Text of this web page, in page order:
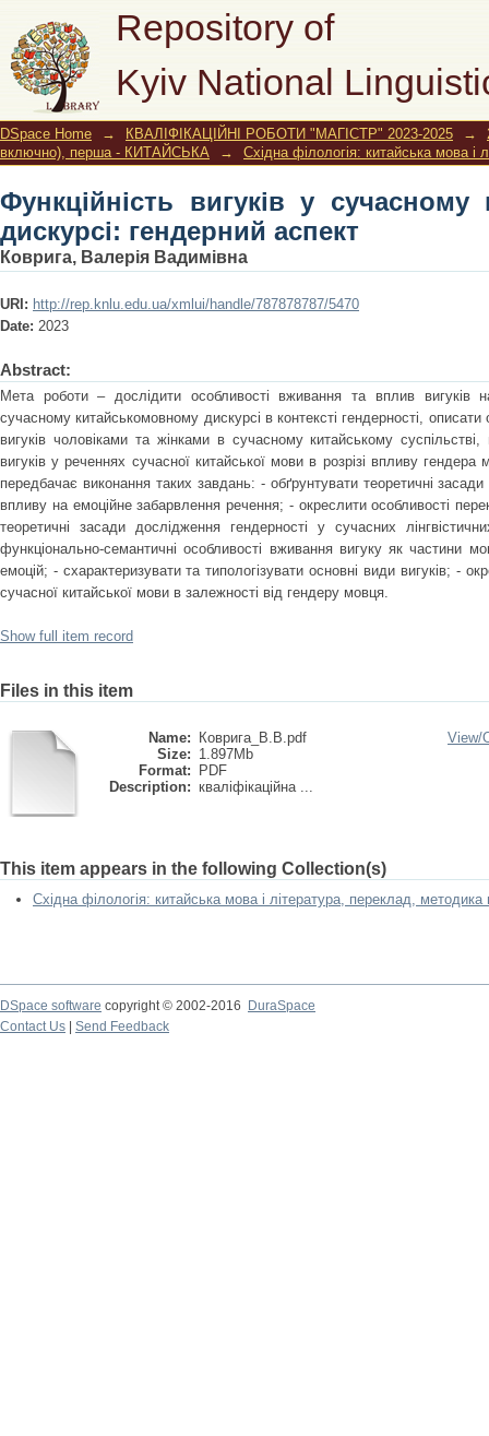
Repository of
Kyiv National
Функційність вигуків у
аспект
DSpace Home → КВАЛІФІКАЦІЙНІ РОБОТИ "МАГІСТР" 2023-2025 →
включно), перша - КИТАЙСЬКА
→ Східна філологія: китайська мова і
Функційність вигуків у
дискурсі: гендерний аспект
Коврига, Валерія Вадимівна
URI: http://rep.knlu.edu.ua/xmlui/handle/787878787/5470
Date: 2023
Abstract:
Мета роботи – дослідити особливості вживання та вплив вигуків
сучасному китайськомовному дискурсі в контексті гендерності, описати
вигуків чоловіками та жінками в сучасному китайському
вигуків у реченнях сучасної китайської мови в розрізі впливу
передбачає виконання таких завдань: - обґрунтувати теоретичні
впливу на емоційне забарвлення речення; - окреслити особливості
теоретичні засади дослідження гендерності у сучасних
функціонально-семантичні особливості вживання вигуку як частини
емоцій; - схарактеризувати та типологізувати основні види вигуків; -
сучасної китайської мови в залежності від гендеру мовця.
Show full item record
Files in this item
Name:
Коврига_В.В.pdf
Size: 1.897Mb
Format:
PDF
Description: кваліфікаційна ...
View/
This item appears in the following Collection(s)
Східна філологія: китайська мова і література, переклад, методика
DSpace software copyright © 2002-2016
DuraSpace
Contact Us
Send Feedback